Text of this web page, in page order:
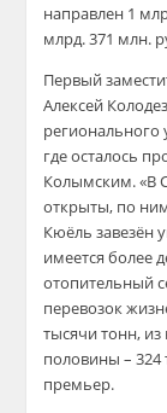
направлен 1
млрд. 371 млн.
Первый
Алексей
регионального
где осталось
Колымским. «В
открыты, по
Кюёль завезён
имеется более
отопительный
перевозок
тысячи тонн,
половины – 324
премьер.